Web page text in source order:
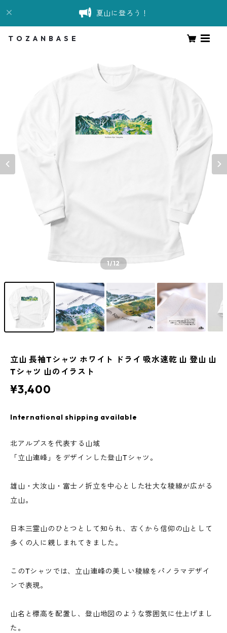
夏山に登ろう！
T O Z A N B A S E
1/12
立山 長袖Tシャツ ホワイト ドライ 吸水速乾 山 登山 山
Tシャツ 山のイラスト
¥3,400
International shipping available
北アルプスを代表する山域
「立山連峰」をデザインした登山Tシャツ。
雄山・大汝山・富士ノ折立を中心とした壮大な稜線が広がる
立山。
日本三霊山のひとつとして知られ、古くから信仰の山として
多くの人に親しまれてきました。
このTシャツでは、立山連峰の美しい稜線をパノラマデザイ
ンで表現。
山名と標高を配置し、登山地図のような雰囲気に仕上げまし
た。